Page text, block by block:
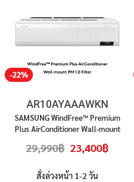
-22%
AR10AYAAAWKN
SAMSUNG WindFree™ Premium
Plus AirConditioner Wall-mount
INVERTER รุ่น AR10AYAAAWKN
ตั้ง
29,990฿ Original
price
29,990฿.
23,400฿Current
price
สั่งล่วงหน้า 1-2 วัน